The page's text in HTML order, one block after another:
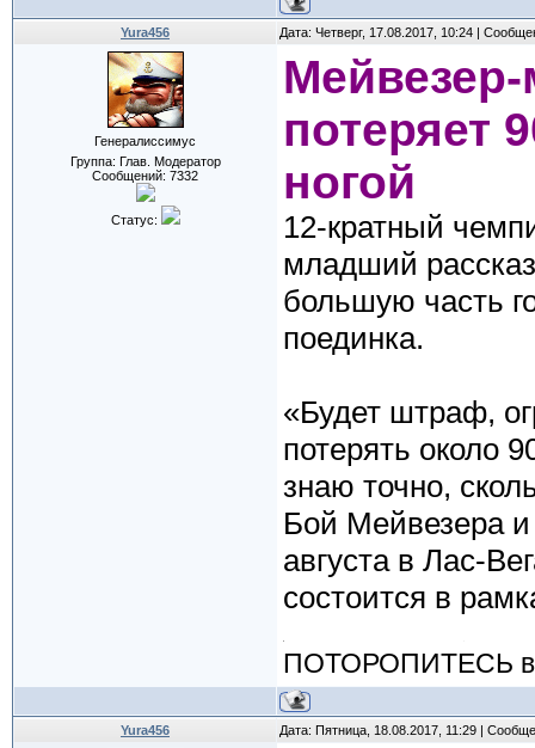
Yura456 Дата: Четверг, 17.08.2017, 10:24 |
Генералиссимус
Группа: Глав. Модератор
Сообщений: 7332
Статус:
потеряет
ногой
12-кратный
младший
большую часть
поединка.
«Будет штраф,
потерять около
знаю точно,
Бой Мейвезера и
августа в Лас-
состоится в
ПОТОРОПИТЕСЬ
Yura456 Дата: Пятница, 18.08.2017, 11:29 |